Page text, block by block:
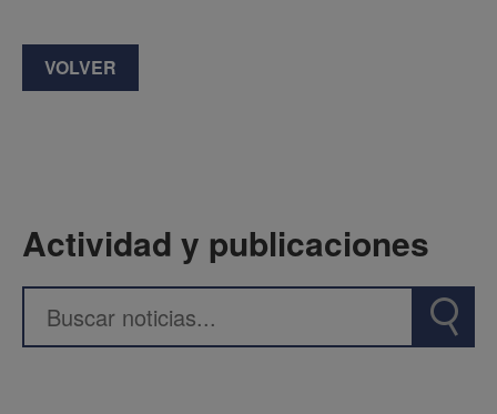
VOLVER
Actividad y publicaciones